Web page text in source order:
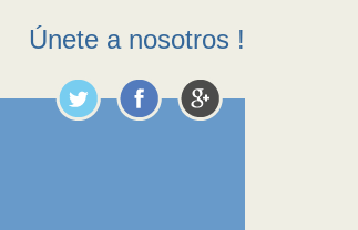
Únete a nosotros !